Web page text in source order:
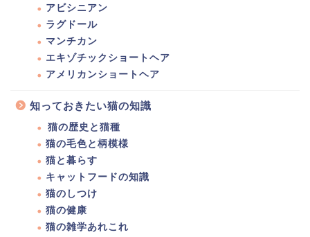
アビシニアン
ラグドール
マンチカン
エキゾチックショートヘア
アメリカンショートヘア
知っておきたい猫の知識
猫の歴史と猫種
猫の毛色と柄模様
猫と暮らす
キャットフードの知識
猫のしつけ
猫の健康
猫の雑学あれこれ